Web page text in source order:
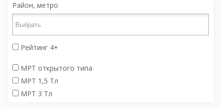
Район, метро
Рейтинг 4+
МРТ открытого типа
МРТ 1,5 Тл
МРТ 3 Тл